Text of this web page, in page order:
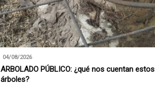
04/08/2026
ARBOLADO PÚBLICO: ¿qué nos cuentan estos
árboles?